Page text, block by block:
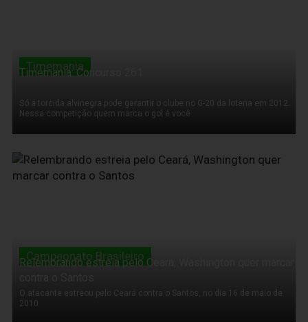
Timemania
Timemania: Concurso 261
Só a torcida alvinegra pode garantir o clube no G-20 da loteria em 2012.
Nessa competição quem marca o gol é você
10 de Novembro de 2011
Campeonato Brasileiro
Relembrando estreia pelo Ceará, Washington quer marcar
O atacante estreou pelo Ceará contra o Santos, no dia 16 de maio de
2010